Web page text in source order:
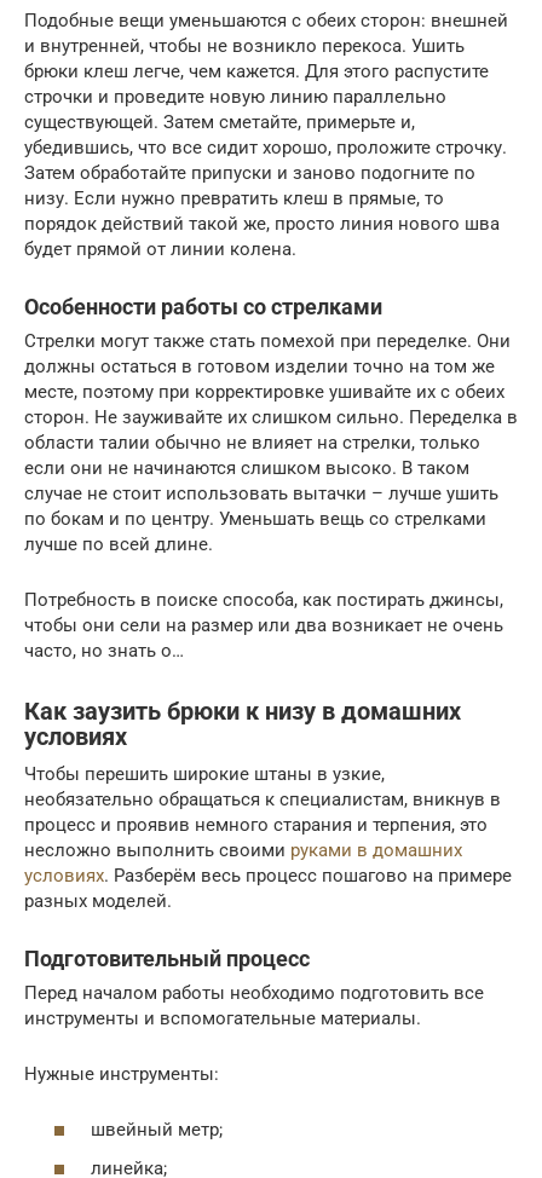
Подобные вещи уменьшаются с обеих сторон: внешней
и внутренней, чтобы не возникло перекоса. Ушить
брюки клеш легче, чем кажется. Для этого распустите
строчки и проведите новую линию параллельно
существующей. Затем сметайте, примерьте и,
убедившись, что все сидит хорошо, проложите строчку.
Затем обработайте припуски и заново подогните по
низу. Если нужно превратить клеш в прямые, то
порядок действий такой же, просто линия нового шва
будет прямой от линии колена.
Особенности работы со стрелками
Стрелки могут также стать помехой при переделке. Они
должны остаться в готовом изделии точно на том же
месте, поэтому при корректировке ушивайте их с обеих
сторон. Не зауживайте их слишком сильно. Переделка в
области талии обычно не влияет на стрелки, только
если они не начинаются слишком высоко. В таком
случае не стоит использовать вытачки – лучше ушить
по бокам и по центру. Уменьшать вещь со стрелками
лучше по всей длине.
Потребность в поиске способа, как постирать джинсы,
чтобы они сели на размер или два возникает не очень
часто, но знать о…
Как заузить брюки к низу в домашних
условиях
Чтобы перешить широкие штаны в узкие,
необязательно обращаться к специалистам, вникнув в
процесс и проявив немного старания и терпения, это
несложно выполнить своими руками в домашних
условиях. Разберём весь процесс пошагово на примере
разных моделей.
Подготовительный процесс
Перед началом работы необходимо подготовить все
инструменты и вспомогательные материалы.
Нужные инструменты:
швейный метр;
линейка;